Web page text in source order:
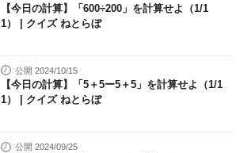
【今日の計算】「600÷200」を計算せよ（1/1
1） | クイズ ねとらぼ
公開 2024/10/15
【今日の計算】「5＋5ー5＋5」を計算せよ（1/1
1） | クイズ ねとらぼ
公開 2024/09/25